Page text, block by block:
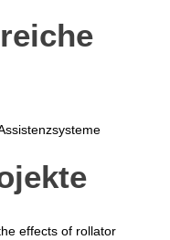
effects of rollator